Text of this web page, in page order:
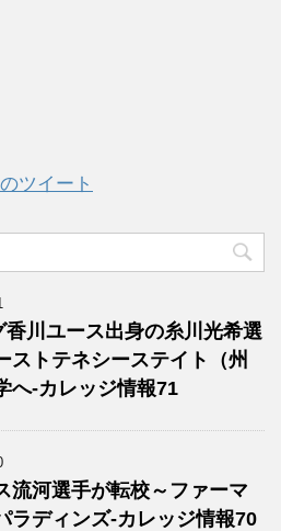
ツイート
香川ユース出身の糸川光希選
ストテネシーステイト（州
へ‐カレッジ情報71
流河選手が転校～ファーマ
ラディンズ-カレッジ情報70